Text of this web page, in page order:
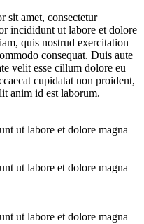
sit amet, consectetur
incididunt ut labore et dolore
quis nostrud exercitation
consequat. Duis aute
velit esse cillum dolore eu
cupidatat non proident,
anim id est laborum.
ut labore et dolore magna
ut labore et dolore magna
ut labore et dolore magna